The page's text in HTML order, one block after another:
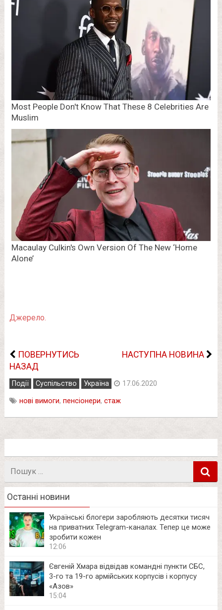
Джерело.
ПОВЕРНУТИСЬ
НАЗАД
НАСТУПНА НОВИНА
Події Суспільство Україна 17.06.2020
нові вимоги, пенсіонери, стаж
Останні новини
Українські блогери заробляють десятки тисяч
на приватних Telegram-каналах. Тепер це може
зробити кожен
12:06
Євгеній Хмара відвідав командні пункти СБС,
3-го та 19-го армійських корпусів і корпусу
«Азов»
15:04